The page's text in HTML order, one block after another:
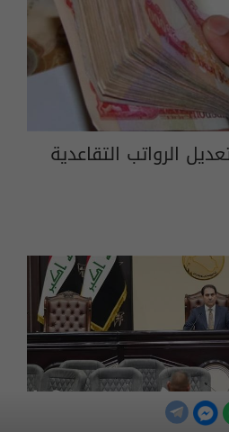
الرواتب التقاعدية